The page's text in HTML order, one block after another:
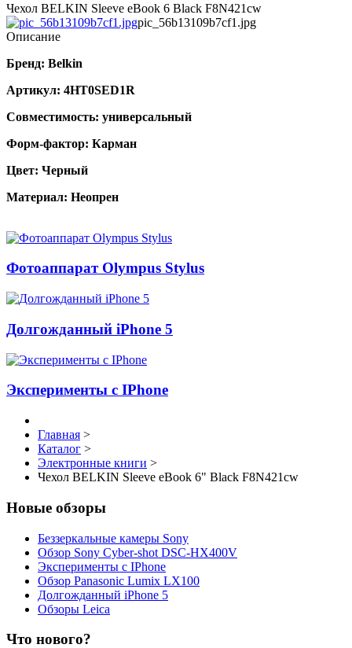
Чехол BELKIN Sleeve eBook 6 Black F8N421cw
pic_56b13109b7cf1.jpg
Описание
Бренд: Belkin
Артикул: 4HT0SED1R
Совместимость: универсальный
Форм-фактор: Карман
Цвет: Черный
Материал: Неопрен
Фотоаппарат Olympus Stylus
Долгожданный iPhone 5
Эксперименты с IPhone
Главная >
Каталог >
Электронные книги >
Чехол BELKIN Sleeve eBook 6" Black F8N421cw
Новые обзоры
Беззеркальные камеры Sony
Обзор Sony Cyber-shot DSC-HX400V
Эксперименты с IPhone
Обзор Panasonic Lumix LX100
Долгожданный iPhone 5
Обзоры Leica
Что нового?